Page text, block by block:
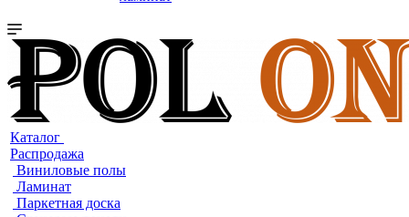
Каталог
Распродажа
Виниловые полы
Ламинат
Паркетная доска